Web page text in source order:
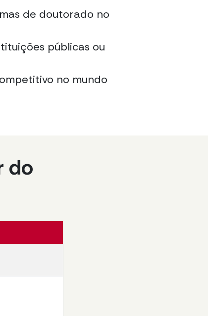
de doutorado no
públicas ou
no mundo
do